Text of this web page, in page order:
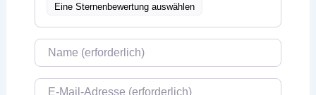
Eine Sternenbewertung auswählen
Name
E-Mail